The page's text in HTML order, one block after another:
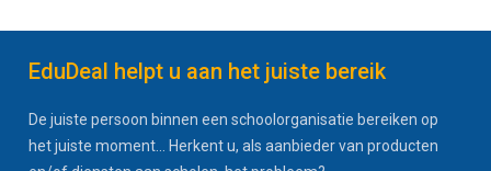
EduDeal helpt u aan het juiste bereik
De juiste persoon binnen een schoolorganisatie bereiken op
het juiste moment... Herkent u, als aanbieder van producten